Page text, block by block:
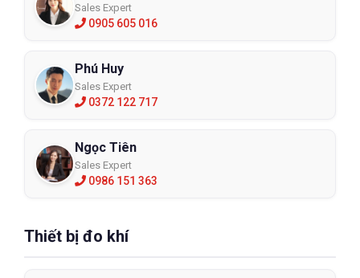
Sales Expert
0905 605 016
Phú Huy
Sales Expert
0372 122 717
Ngọc Tiên
Sales Expert
0986 151 363
Thiết bị đo khí